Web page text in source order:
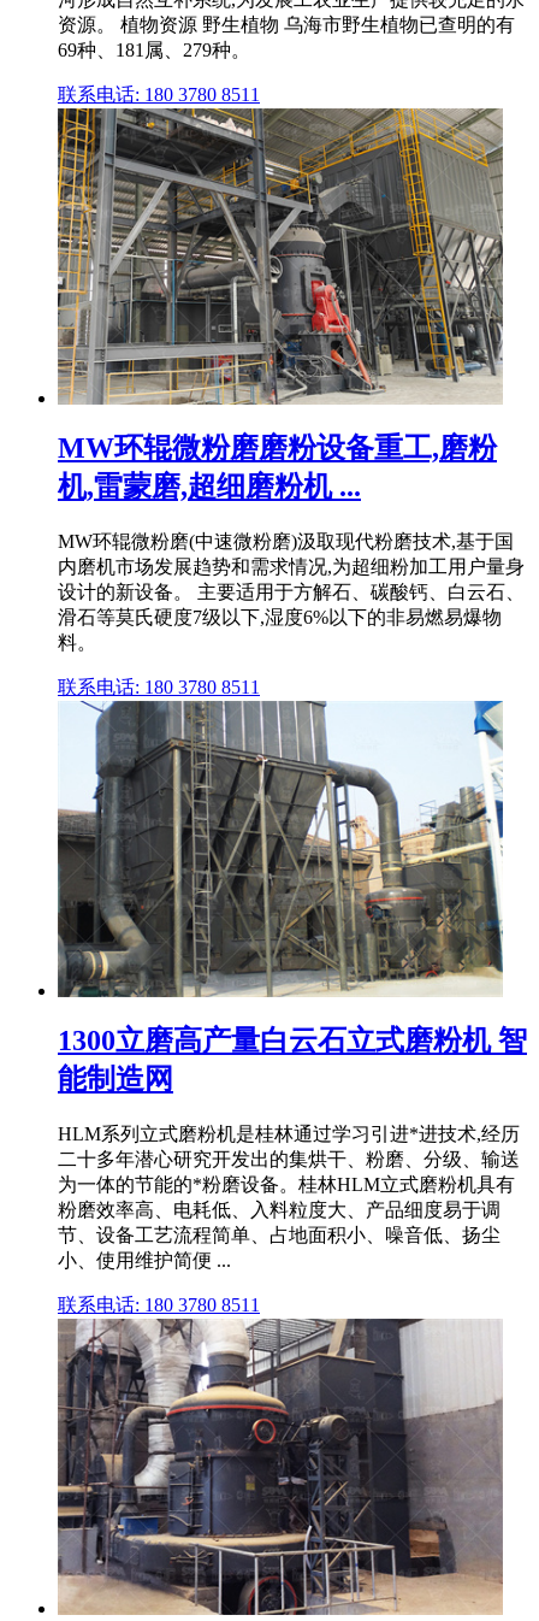
资源。 植物资源 野生植物 乌海市野生植物已查明的有
69种、181属、279种。
联系电话: 180 3780 8511
MW环辊微粉磨磨粉设备重工,磨粉
机,雷蒙磨,超细磨粉机 ...
MW环辊微粉磨(中速微粉磨)汲取现代粉磨技术,基于国
内磨机市场发展趋势和需求情况,为超细粉加工用户量身
设计的新设备。 主要适用于方解石、碳酸钙、白云石、
滑石等莫氏硬度7级以下,湿度6%以下的非易燃易爆物
料。
联系电话: 180 3780 8511
1300立磨高产量白云石立式磨粉机 智
能制造网
HLM系列立式磨粉机是桂林通过学习引进*进技术,经历
二十多年潜心研究开发出的集烘干、粉磨、分级、输送
为一体的节能的*粉磨设备。桂林HLM立式磨粉机具有
粉磨效率高、电耗低、入料粒度大、产品细度易于调
节、设备工艺流程简单、占地面积小、噪音低、扬尘
小、使用维护简便 ...
联系电话: 180 3780 8511